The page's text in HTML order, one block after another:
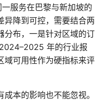
服务在巴黎与新加坡的
异降到可控，需要结合两
分布，一是针对区域的订
年的行业报
域可用性作为硬指标来评
本的影响也不能忽视。